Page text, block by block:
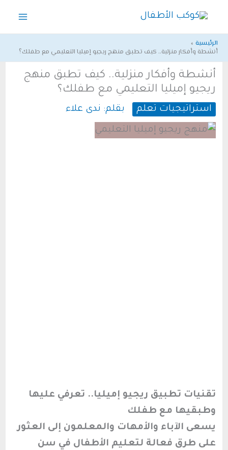
المحتوى
الرئيسية
أنشطة وأفكار منزلية.. كيف تطبق منهج ريجيو إميليا التعليمي مع طفلك؟
أنشطة وأفكار منزلية.. كيف تطبق منهج
ريجيو إميليا التعليمي مع طفلك؟
استراتيجيات تعلم بقلم: ندى علاء
تقنيات تطبيق ريجيو إميليا.. تعرفي عليها
وطبقيها مع طفلك
يسعى الآباء والأمهات والمعلمون إلى العثور
على طرق فعالة لتعليم الأطفال في سن